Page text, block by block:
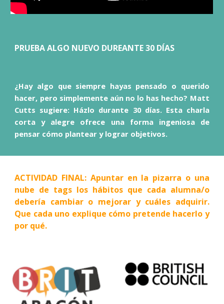
PRUEBA ALGO NUEVO DUREANTE 30 DÍAS
¿Hay algo que siempre hayas pensado o querido
hacer, pero simplemente aún no lo has hecho? Matt
Cutts sugiere: Házlo durante 30 días. Esta charla
corta y alegre ofrece una forma ingeniosa de
pensar cómo plantear y lograr objetivos.
ACTIVIDAD FINAL: Apuntar en la pizarra o una
nube de tags los hábitos que cada alumna/o
debería cambiar o mejorar y cuáles adquirir.
Que cada uno explique cómo pretende hacerlo y
por qué.